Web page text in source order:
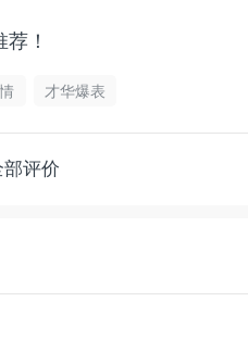
！
才华爆表
评价